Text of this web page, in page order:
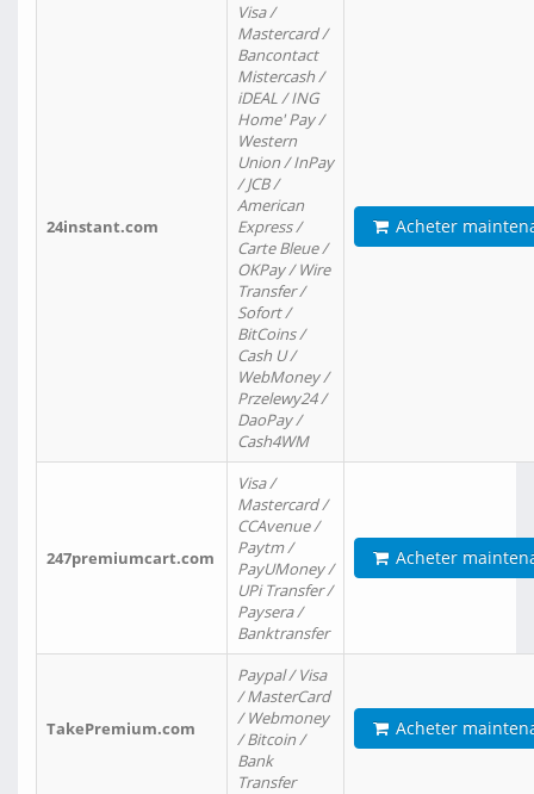
24instant.com
Visa /
Mastercard /
Bancontact
Mistercash /
iDEAL / ING
Home' Pay /
Western
Union / InPay
/ JCB /
American
Express /
Carte Bleue /
OKPay / Wire
Transfer /
Sofort /
BitCoins /
Cash U /
WebMoney /
Przelewy24 /
DaoPay /
Cash4WM
Acheter
247premiumcart.com
Visa /
Mastercard /
CCAvenue /
Paytm /
PayUMoney /
UPi Transfer /
Paysera /
Banktransfer
Acheter
TakePremium.com
Paypal / Visa
/ MasterCard
/ Webmoney
/ Bitcoin /
Bank
Transfer
Acheter